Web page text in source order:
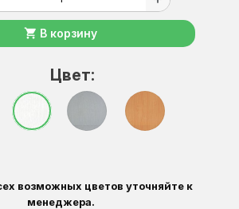
shopping_cart В корзину
Цвет:
возможных цветов уточняйте к
менеджера.